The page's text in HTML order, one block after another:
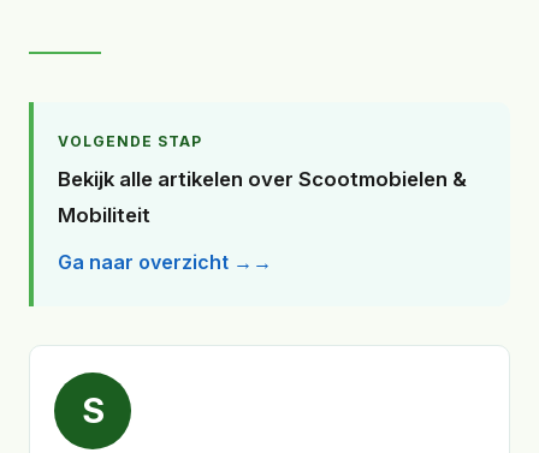
VOLGENDE STAP
Bekijk alle artikelen over Scootmobielen &
Mobiliteit
Ga naar overzicht →
S